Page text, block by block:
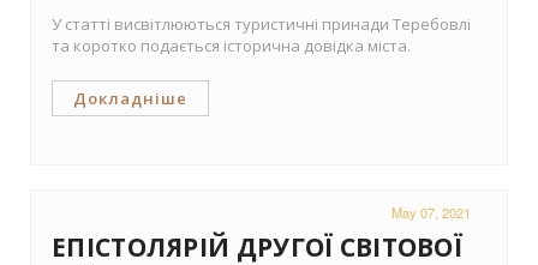
У статті висвітлюються туристичні принади Теребовлі
та коротко подається історична довідка міста.
Докладніше
May 07, 2021
ЕПІСТОЛЯРІЙ ДРУГОЇ СВІТОВОЇ